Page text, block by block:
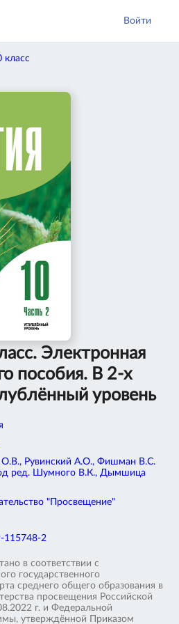
Войти
класс
Электронная
пособия. В 2-х
уровень
О.В., Рувинский А.О., Фишман В.С.
ред. Шумного В.К., Дымшица
"Просвещение"
115748-2
в соответствии с
государственного
среднего общего образования в
просвещения Российской
г. и Федеральной
утверждённой Приказом